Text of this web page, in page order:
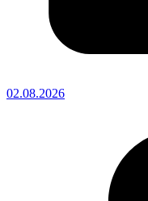
02.08.2026